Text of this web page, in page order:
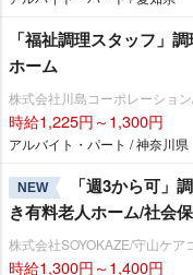
「福祉調理スタッフ」
ホーム
株式会社川島コーポレーショ
時給1,225円～1,300円
アルバイト・パート / 神奈川県
NEW
「週3から可」
き有料老人ホーム/社会
株式会社SOYOKAZE/守山ケア
時給1,300円～1,400円